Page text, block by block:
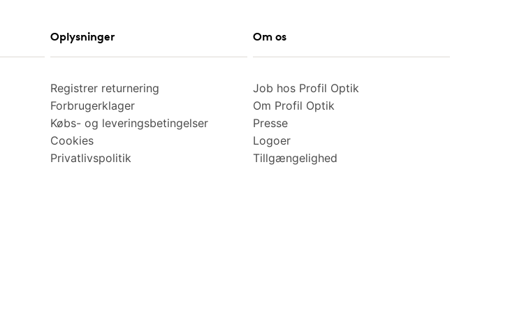
Oplysninger
Registrer returnering
Forbrugerklager
Købs- og leveringsbetingelser
Cookies
Privatlivspolitik
Om os
Job hos Profil Optik
Om Profil Optik
Presse
Logoer
Tillgængelighed